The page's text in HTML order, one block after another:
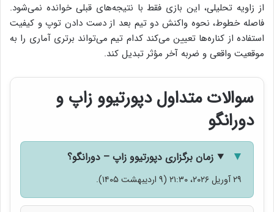
از زاویه تحلیلی، این بازی فقط با نتیجه‌های قبلی خوانده نمی‌شود.
فاصله خطوط، نحوه واکنش دو تیم بعد از دست دادن توپ و کیفیت
استفاده از کناره‌ها تعیین می‌کند کدام تیم می‌تواند برتری آماری را به
موقعیت واقعی و ضربه آخر مؤثر تبدیل کند.
سوالات متداول دپورتیوو زاپ و
دورانگو
زمان برگزاری دپورتیوو زاپ – دورانگو؟
۲۹ آوریل ۲۰۲۶، ۲۱:۳۰ (۹ اردیبهشت ۱۴۰۵).